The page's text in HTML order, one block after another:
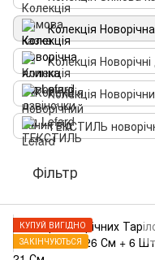
Колекція
Колекція
Колекція
ТЕКСТИЛЬ
Фільтр
КУПУЙ ВИГІДНО
ЗАКІНЧУЮТЬСЯ